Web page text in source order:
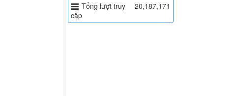
Tổng lượt truy
cập
20,187,171